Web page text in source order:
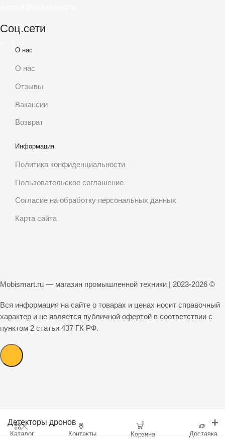
Каталог Контакты
0
Корзина Доставка
Соц.сети
WhatsappTelegram
О нас
О нас
Отзывы
Вакансии
Возврат
Информация
Политика конфиденциальности
Пользовательское соглашение
Согласие на обработку персональных данных
Карта сайта
Mobismart.ru — магазин промышленной техники | 2023-2026 ©
Вся информация на сайте о товарах и ценах носит справочный
характер и не является публичной офертой в соответствии с
пунктом 2 статьи 437 ГК РФ.
Детекторы дронов +